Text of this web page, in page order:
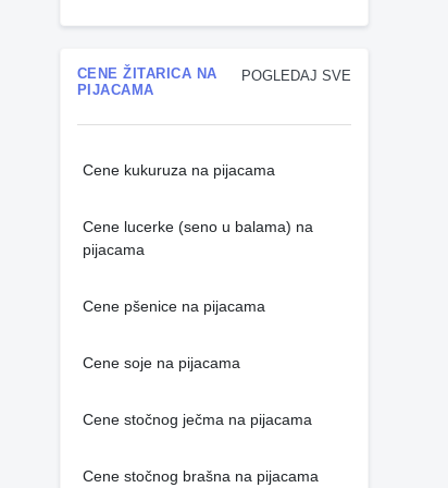
POGLEDAJ SVE
CENE ŽITARICA NA
PIJACAMA
Cene kukuruza na pijacama
Cene lucerke (seno u balama) na
pijacama
Cene pšenice na pijacama
Cene soje na pijacama
Cene stočnog ječma na pijacama
Cene stočnog brašna na pijacama